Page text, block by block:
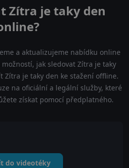
Zítra je taky den
a aktualizujeme nabídku online
možností, jak sledovat Zítra je taky
Zítra je taky den ke stažení offline.
na oficiální a legální služby, které
získat pomocí předplatného.
do videotéky